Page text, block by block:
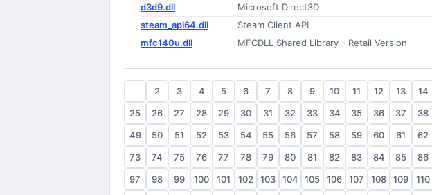
d3d9.dll Microsoft Direct3D
steam_api64.dll Steam Client API
mfc140u.dll MFCDLL Shared Library - Retail Version
2 3 4 5 6 7 8 9 10 11 12 13 14
25
26 27 28 29 30 31 32 33 34 35 36 37 38
49
50 51 52 53 54 55 56 57 58 59 60 61 62
73
74 75 76 77 78 79 80 81 82 83 84 85 86
97
98 99 100 101 102 103 104 105 106 107 108 109 110